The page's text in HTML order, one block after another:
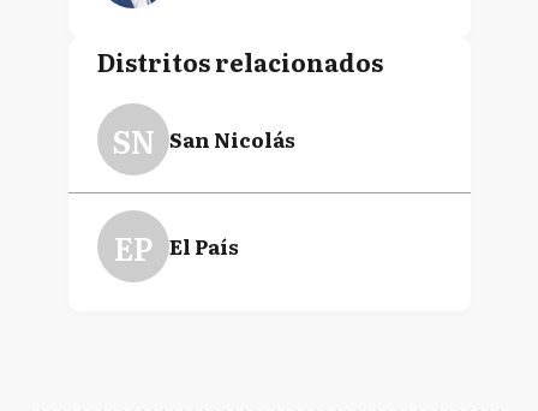
Distritos relacionados
SN San Nicolás
EP El País